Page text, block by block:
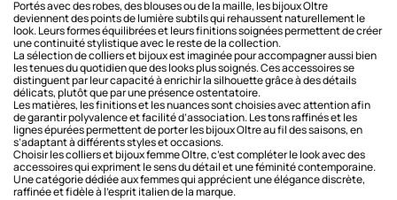
Portés avec des robes, des blouses ou de la maille, les bijoux Oltre
deviennent des points de lumière subtils qui rehaussent naturellement le
look. Leurs formes équilibrées et leurs finitions soignées permettent de créer
une continuité stylistique avec le reste de la collection.
La sélection de colliers et bijoux est imaginée pour accompagner aussi bien
les tenues du quotidien que des looks plus soignés. Ces accessoires se
distinguent par leur capacité à enrichir la silhouette grâce à des détails
délicats, plutôt que par une présence ostentatoire.
Les matières, les finitions et les nuances sont choisies avec attention afin
de garantir polyvalence et facilité d’association. Les tons raffinés et les
lignes épurées permettent de porter les bijoux Oltre au fil des saisons, en
s’adaptant à différents styles et occasions.
Choisir les colliers et bijoux femme Oltre, c’est compléter le look avec des
accessoires qui expriment le sens du détail et une féminité contemporaine.
Une catégorie dédiée aux femmes qui apprécient une élégance discrète,
raffinée et fidèle à l’esprit italien de la marque.